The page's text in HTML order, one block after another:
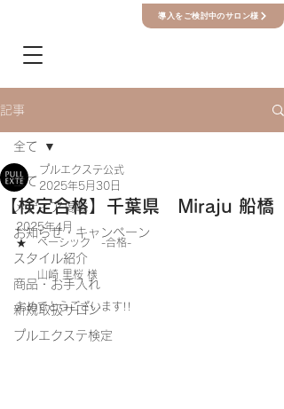
導入をご検討中のサロン様
記事
全て
メディア掲載
お知らせ・キャンペーン
スタイル紹介
商品・お手入れ
新規取扱サロン
プルエクステ検定
全て
【検定合格】千葉県 Miraju 船橋
プルエクステ公式
2025年5月30日
2025年4月
★　ベーシック　-合格-
山崎 里桜 様
おめでとうございます!!